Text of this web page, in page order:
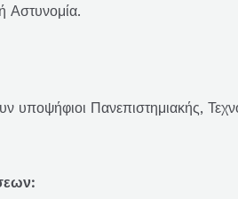
Αστυνομία.
υποψήφιοι Πανεπιστημιακής,